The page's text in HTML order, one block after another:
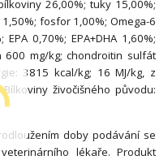
26,00%; tuky 15,00%;
fosfor 1,00%; Omega-6
0,70%; EPA+DHA 1,60%;
600 mg/kg; chondroitin sulfát
3815 kcal/kg; 16 MJ/kg, z
živočišného původu:
doby podávání se
lékaře. Produkt